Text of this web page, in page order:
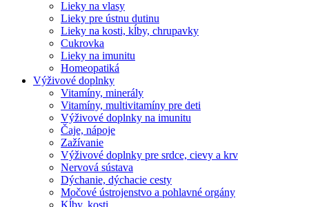
Lieky na vlasy
Lieky pre ústnu dutinu
Lieky na kosti, kĺby, chrupavky
Cukrovka
Lieky na imunitu
Homeopatiká
Výživové doplnky
Vitamíny, minerály
Vitamíny, multivitamíny pre deti
Výživové doplnky na imunitu
Čaje, nápoje
Zažívanie
Výživové doplnky pre srdce, cievy a krv
Nervová sústava
Dýchanie, dýchacie cesty
Močové ústrojenstvo a pohlavné orgány
Kĺby, kosti